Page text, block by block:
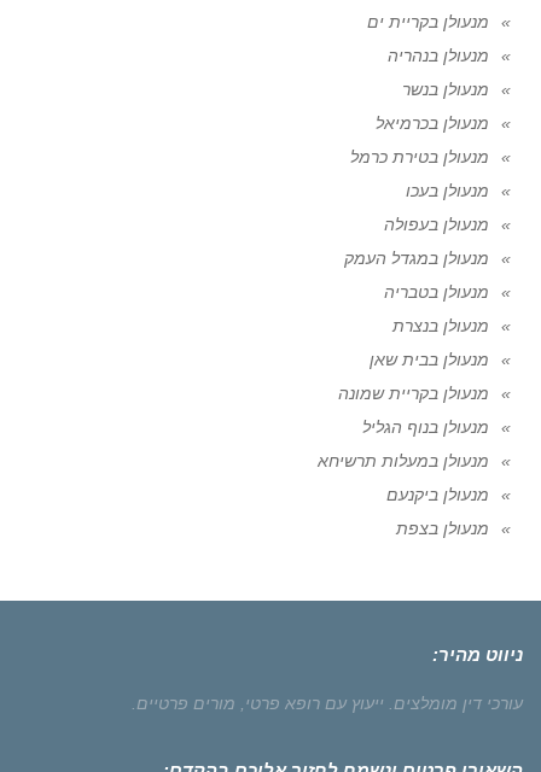
מנעולן בקריית ים
מנעולן בנהריה
מנעולן בנשר
מנעולן בכרמיאל
מנעולן בטירת כרמל
מנעולן בעכו
מנעולן בעפולה
מנעולן במגדל העמק
מנעולן בטבריה
מנעולן בנצרת
מנעולן בבית שאן
מנעולן בקריית שמונה
מנעולן בנוף הגליל
מנעולן במעלות תרשיחא
מנעולן ביקנעם
מנעולן בצפת
ניווט מהיר:
עורכי דין מומלצים. ייעוץ עם רופא פרטי, מורים פרטיים.